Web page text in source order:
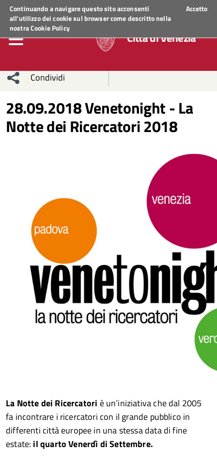
Continuando a navigare questo sito acconsenti
all'utilizzo dei cookie sul browser come descritto nella
nostraCookie Policy
Accetto
Regione Veneto ACCEDI AI SERVIZI
Città di Venezia
Condividi
sui social
Condividi
Condividi
su
Condividi
Whatsapp
28.09.2018 Venetonight - La
Notte dei Ricercatori 2018
La Notte dei Ricercatori è un’iniziativa che dal 2005
fa incontrare i ricercatori con il grande pubblico in
differenti città europee in una stessa data di fine
estate: il quarto Venerdì di Settembre.